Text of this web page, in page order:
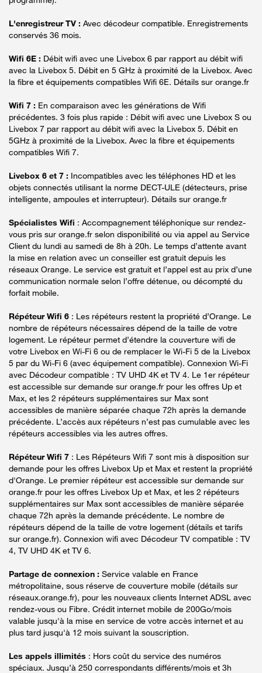
L'enregistreur TV : Avec décodeur compatible. Enregistrements
conservés 36 mois.
Wifi 6E : Débit wifi avec une Livebox 6 par rapport au débit wifi
avec la Livebox 5. Débit en 5 GHz à proximité de la Livebox. Avec
la fibre et équipements compatibles Wifi 6E. Détails sur orange.fr
Wifi 7 : En comparaison avec les générations de Wifi
précédentes. 3 fois plus rapide : Débit wifi avec une Livebox S ou
Livebox 7 par rapport au débit wifi avec la Livebox 5. Débit en
5GHz à proximité de la Livebox. Avec la fibre et équipements
compatibles Wifi 7.
Livebox 6 et 7 : Incompatibles avec les téléphones HD et les
objets connectés utilisant la norme DECT-ULE (détecteurs, prise
intelligente, ampoules et interrupteur). Détails sur orange.fr
Spécialistes Wifi : Accompagnement téléphonique sur rendez-
vous pris sur orange.fr selon disponibilité ou via appel au Service
Client du lundi au samedi de 8h à 20h. Le temps d’attente avant
la mise en relation avec un conseiller est gratuit depuis les
réseaux Orange. Le service est gratuit et l’appel est au prix d’une
communication normale selon l’offre détenue, ou décompté du
forfait mobile.
Répéteur Wifi 6 : Les répéteurs restent la propriété d’Orange. Le
nombre de répéteurs nécessaires dépend de la taille de votre
logement. Le répéteur permet d’étendre la couverture wifi de
votre Livebox en Wi-Fi 6 ou de remplacer le Wi-Fi 5 de la Livebox
5 par du Wi-Fi 6 (avec équipement compatible). Connexion Wi-Fi
avec Décodeur compatible : TV UHD 4K et TV 4. Le 1er répéteur
est accessible sur demande sur orange.fr pour les offres Up et
Max, et les 2 répéteurs supplémentaires sur Max sont
accessibles de manière séparée chaque 72h après la demande
précédente. L’accès aux répéteurs n’est pas cumulable avec les
répéteurs accessibles via les autres offres.
Répéteur Wifi 7 : Les Répéteurs Wifi 7 sont mis à disposition sur
demande pour les offres Livebox Up et Max et restent la propriété
d'Orange. Le premier répéteur est accessible sur demande sur
orange.fr pour les offres Livebox Up et Max, et les 2 répéteurs
supplémentaires sur Max sont accessibles de manière séparée
chaque 72h après la demande précédente. Le nombre de
répéteurs dépend de la taille de votre logement (détails et tarifs
sur orange.fr). Connexion wifi avec Décodeur TV compatible : TV
4, TV UHD 4K et TV 6.
Partage de connexion : Service valable en France
métropolitaine, sous réserve de couverture mobile (détails sur
réseaux.orange.fr), pour les nouveaux clients Internet ADSL avec
rendez-vous ou Fibre. Crédit internet mobile de 200Go/mois
valable jusqu'à la mise en service de votre accès internet et au
plus tard jusqu'à 12 mois suivant la souscription.
Les appels illimités : Hors coût du service des numéros
spéciaux. Jusqu’à 250 correspondants différents/mois et 3h